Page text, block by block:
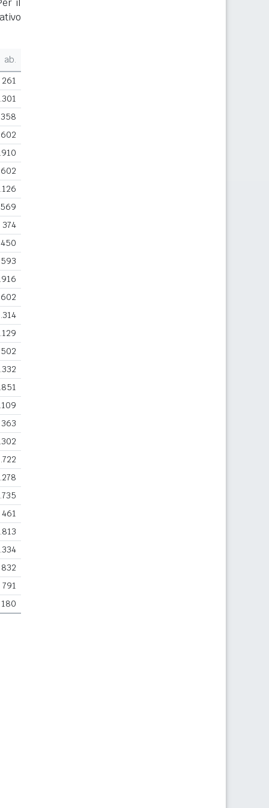
il
ab.
261
358
602
374
593
502
363
461
832
791
180